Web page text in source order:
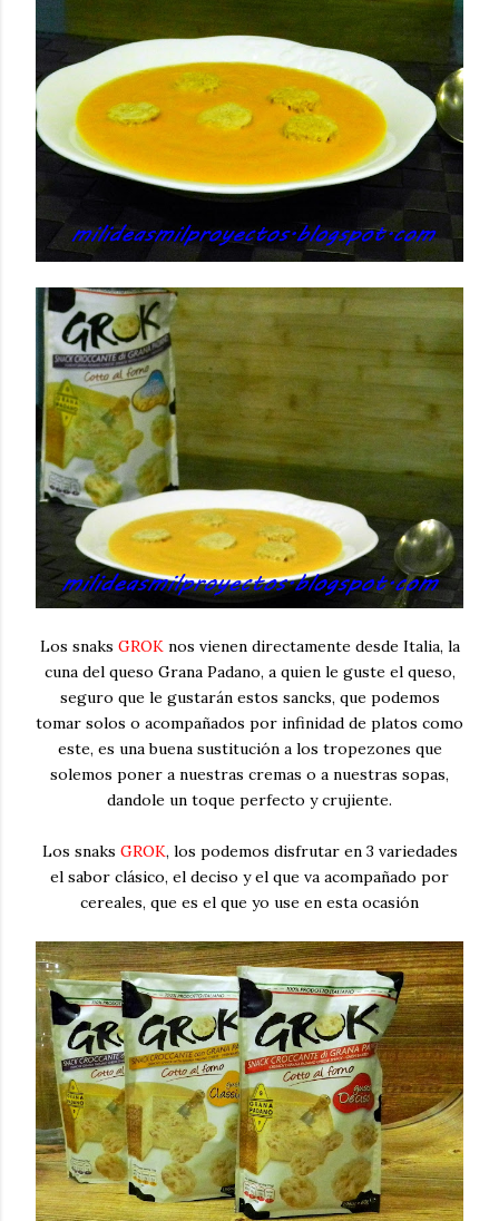
Los snaks GROKnos vienen directamente desde Italia, la
cuna del queso Grana Padano, a quien le guste el queso,
seguro que le gustarán estos sancks, que podemos
tomar solos o acompañados por infinidad de platos como
este, es una buena sustitución a los tropezones que
solemos poner a nuestras cremas o a nuestras sopas,
dandole un toque perfecto y crujiente.
Los snaks GROK, los podemos disfrutar en 3 variedades
el sabor clásico, el deciso y el que va acompañado por
cereales, que es el que yo use en esta ocasión